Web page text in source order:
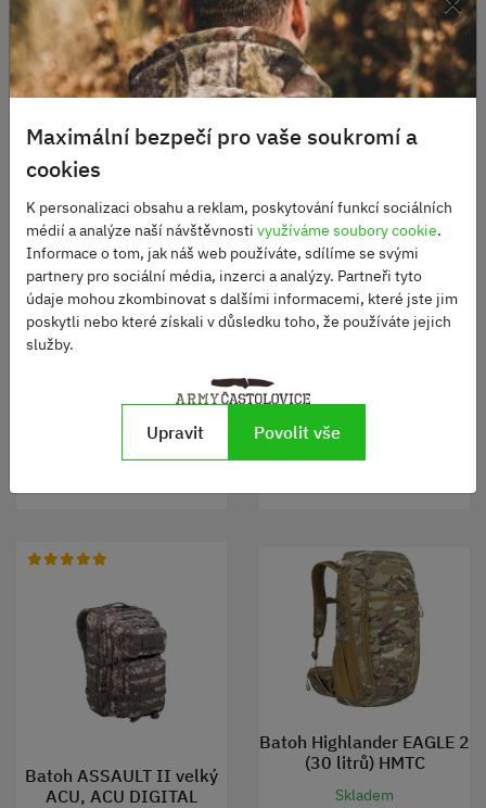
Alternativní produkty
Batoh BW horský OLD
ZELENÝ kožené řemení
original použitý
Skladem
DO KOŠÍKU
DOPRAVA ZDARMA
Malá polní MNS 2000 vz
95, 40L
DO KOŠÍKU
Batoh ASSAULT II velký
ACU, ACU DIGITAL
Batoh Highlander EAGLE 2
(30 litrů) HMTC
Skladem
Maximální bezpečí pro vaše soukromí a
cookies
K personalizaci obsahu a reklam, poskytování funkcí sociálních
médií a analýze naší návštěvnosti využíváme soubory cookie.
Informace o tom, jak náš web používáte, sdílíme se svými
partnery pro sociální média, inzerci a analýzy. Partneři tyto
údaje mohou zkombinovat s dalšími informacemi, které jste jim
poskytli nebo které získali v důsledku toho, že používáte jejich
služby.
Upravit Povolit vše